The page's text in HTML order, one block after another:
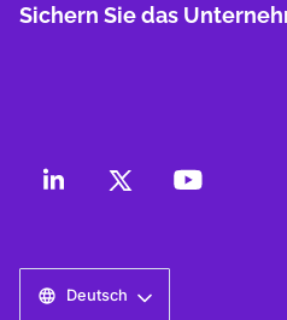
Sichern Sie das
Deutsch